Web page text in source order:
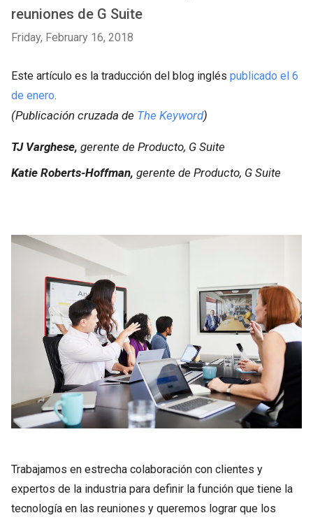
reuniones de G Suite
Friday, February 16, 2018
Este artículo es la traducción del blog inglés publicado el 6
de enero.
(Publicación cruzada de The Keyword)
TJ Varghese, gerente de Producto, G Suite
Katie Roberts-Hoffman, gerente de Producto, G Suite
Trabajamos en estrecha colaboración con clientes y
expertos de la industria para definir la función que tiene la
tecnología en las reuniones y queremos lograr que los